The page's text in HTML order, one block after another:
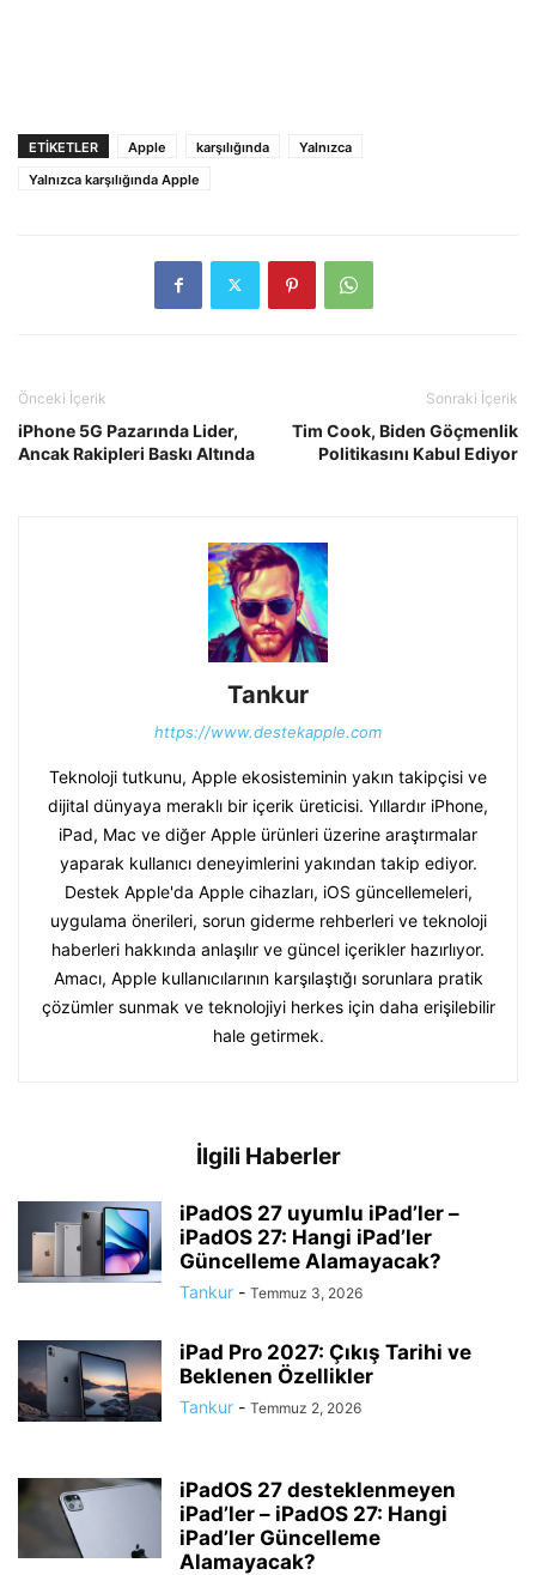
ETIKETLER Apple karşılığında
Yalnızca
Yalnızca karşılığında Apple
Önceki İçerik
iPhone 5G Pazarında Lider,
Ancak Rakipleri Baskı Altında
Sonraki İçerik
Tim Cook, Biden Göçmenlik
Politikasını Kabul Ediyor
Tankur
https://www.destekapple.com
Teknoloji tutkunu, Apple ekosisteminin yakın takipçisi ve
dijital dünyaya meraklı bir içerik üreticisi. Yıllardır iPhone,
iPad, Mac ve diğer Apple ürünleri üzerine araştırmalar
yaparak kullanıcı deneyimlerini yakından takip ediyor.
Destek Apple'da Apple cihazları, iOS güncellemeleri,
uygulama önerileri, sorun giderme rehberleri ve teknoloji
haberleri hakkında anlaşılır ve güncel içerikler hazırlıyor.
Amacı, Apple kullanıcılarının karşılaştığı sorunlara pratik
çözümler sunmak ve teknolojiyi herkes için daha erişilebilir
hale getirmek.
İlgili Haberler
iPadOS 27 uyumlu iPad’ler –
iPadOS 27: Hangi iPad’ler
Güncelleme Alamayacak?
Tankur - Temmuz 3, 2026
iPad Pro 2027: Çıkış Tarihi ve
Beklenen Özellikler
Tankur - Temmuz 2, 2026
iPadOS 27 desteklenmeyen
iPad’ler – iPadOS 27: Hangi
iPad’ler Güncelleme
Alamayacak?